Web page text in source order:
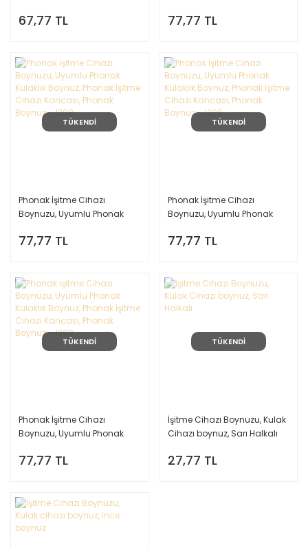
Boynuz - 1168
67,77 TL
Cihazı Kancası, Signia
77,77 TL
TÜKENDİ
Phonak İşitme Cihazı
Boynuzu, Uyumlu Phonak
İşitme Cihazı Kancası,
77,77 TL
TÜKENDİ
Phonak İşitme Cihazı
Boynuzu, Uyumlu Phonak
İşitme Cihazı Kancası,
77,77 TL
TÜKENDİ
Phonak İşitme Cihazı
Boynuzu, Uyumlu Phonak
İşitme Cihazı Kancası,
77,77 TL
TÜKENDİ
İşitme Cihazı Boynuzu, Kulak
Cihazı boynuz, Sarı Halkalı
27,77 TL